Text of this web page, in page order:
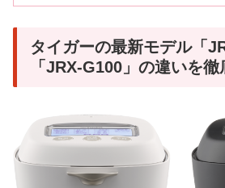
タイガーの最新モデル「
「JRX-G100」の違いを徹